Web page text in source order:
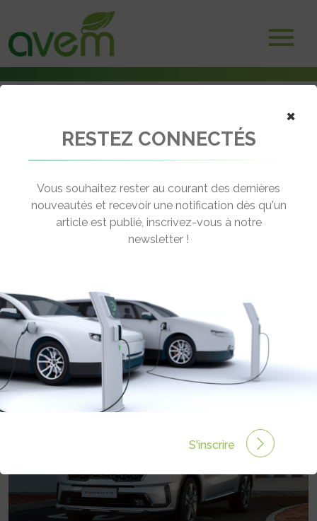
Voitures électriques
KIA SORENTO HYBRIDE
RECHARGEABLE
Autonomie :50 km
Prix :
×
RESTEZ CONNECTÉS
Vous souhaitez rester au courant des dernières
nouveautés et recevoir une notification dès qu'un
article est publié, inscrivez-vous à notre
newsletter !
S'inscrire